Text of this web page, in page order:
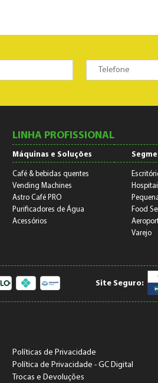
LINHA PROFISSIONAL
Máquinas e Soluções
Café & bebidas quentes
Vending Machines
Astro Café PRO
Purificadores de Água
Acessórios
Food
Varejo
Site Seguro:
Políticas de Privacidade
Política de Privacidade - GC Digital
Trocas e Devoluções